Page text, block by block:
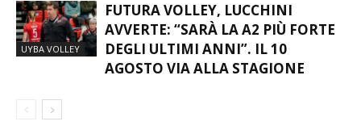
UYBA VOLLEY
FUTURA VOLLEY, LUCCHINI
AVVERTE: “SARÀ LA A2 PIÙ FORTE
DEGLI ULTIMI ANNI”. IL 10
AGOSTO VIA ALLA STAGIONE